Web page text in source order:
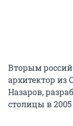
Вторым
архитектор из
Назаров,
столицы в 2005